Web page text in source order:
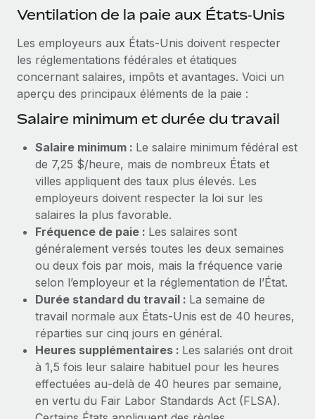
Gardez un temps d’avance sur les risques en
Gestion des appareils
Achetez et suivez vos équipements informatiques
dans le monde entier
Création d’entité
conformité
Mobilité et déménagement international
Organisez facilement le déménagement de vos
employés
Avantages sociaux
Gérez facilement les avantages sociaux
Paie multipays
EOR et PEO
Gestion des freelances
Taxes
BLOG
Mises à jour des produits de Remote :
Intégrations Gusto et Xero et Gestion des
freelances Plus
Remote a toujours pour mission d'aider les entreprises de
toute taille à embaucher, gérer et payer...
En savoir plus
Comment Phiture gère ses 55 employés
répartis dans 19 pays grâce à Remote
Phiture, un leader notable du conseil en matière de
croissance mobile internationale, encourage les...
Ventilation de la paie aux États‑Unis
Les employeurs aux États‑Unis doivent respecter
les réglementations fédérales et étatiques
concernant salaires, impôts et avantages. Voici un
aperçu des principaux éléments de la paie :
Salaire minimum et durée du travail
Salaire minimum : Le salaire minimum fédéral est
de 7,25 $/heure, mais de nombreux États et
villes appliquent des taux plus élevés. Les
employeurs doivent respecter la loi sur les
salaires la plus favorable.
Fréquence de paie : Les salaires sont
généralement versés toutes les deux semaines
ou deux fois par mois, mais la fréquence varie
selon l’employeur et la réglementation de l’État.
Durée standard du travail : La semaine de
travail normale aux États‑Unis est de 40 heures,
réparties sur cinq jours en général.
Heures supplémentaires : Les salariés ont droit
à 1,5 fois leur salaire habituel pour les heures
effectuées au‑delà de 40 heures par semaine,
en vertu du Fair Labor Standards Act (FLSA).